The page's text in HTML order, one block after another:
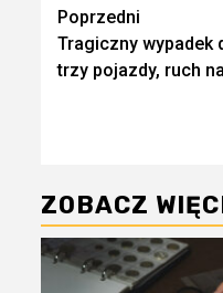
Zobacz
wpisy
Poprzedni
Tragiczny wypadek
trzy pojazdy, ruch
ZOBACZ